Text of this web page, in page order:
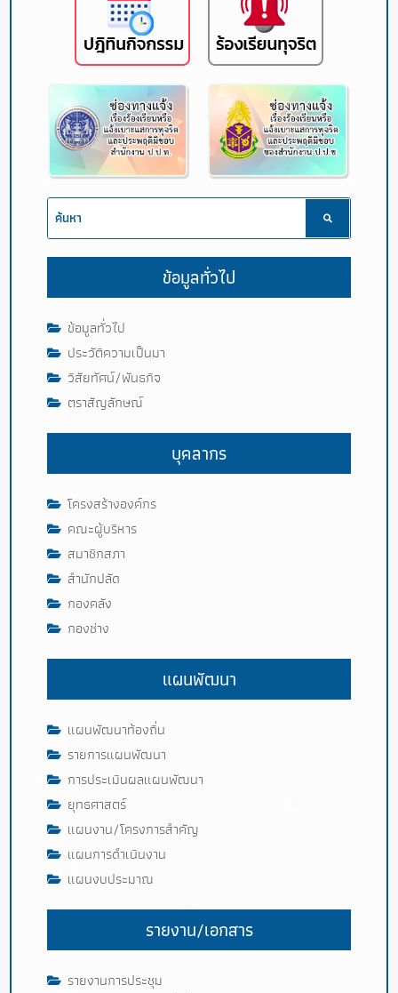
ข้อมูลทั่วไป
ข้อมูลทั่วไป
ประวัติความเป็นมา
วิสัยทัศน์/พันธกิจ
ตราสัญลักษณ์
บุคลากร
โครงสร้างองค์กร
คณะผู้บริหาร
สมาชิกสภา
สำนักปลัด
กองคลัง
กองช่าง
แผนพัฒนา
แผนพัฒนาท้องถิ่น
รายการแผนพัฒนา
การประเมินผลแผนพัฒนา
ยุทธศาสตร์
แผนงาน/โครงการสำคัญ
แผนการดำเนินงาน
แผนงบประมาณ
รายงาน/เอกสาร
รายงานการประชุม